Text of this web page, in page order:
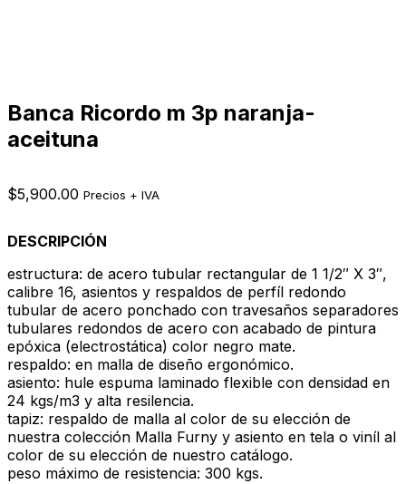
Banca Ricordo m 3p naranja-
aceituna
$5,900.00 Precios + IVA
DESCRIPCIÓN
estructura: de acero tubular rectangular de 1 1/2″ X 3″,
calibre 16, asientos y respaldos de perfíl redondo
tubular de acero ponchado con travesaños separadores
tubulares redondos de acero con acabado de pintura
epóxica (electrostática) color negro mate.
respaldo: en malla de diseño ergonómico.
asiento: hule espuma laminado flexible con densidad en
24 kgs/m3 y alta resilencia.
tapiz: respaldo de malla al color de su elección de
nuestra colección Malla Furny y asiento en tela o viníl al
color de su elección de nuestro catálogo.
peso máximo de resistencia: 300 kgs.